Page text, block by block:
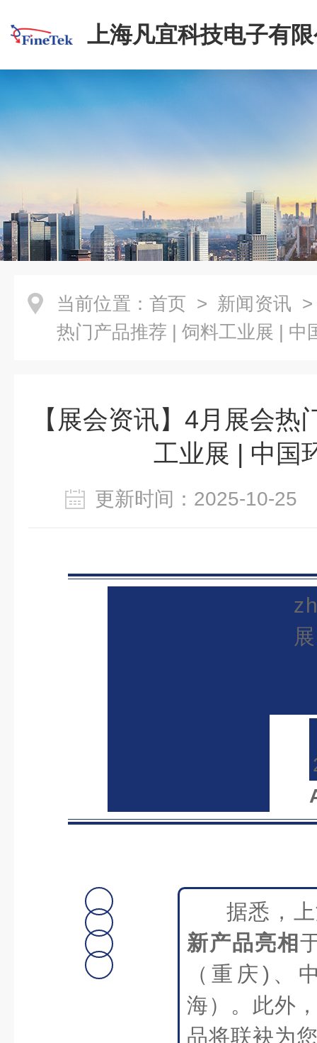
上海凡宜科技电子有
当前位置： 首页 > 新闻资讯
热门产品推荐 | 饲料工业展 | 中
【展会资讯】4月展会热
工业展 | 中国
更新时间：2025-10-
展
据悉，
新产品亮相
（重庆)、
海）。此外
品将联袂为